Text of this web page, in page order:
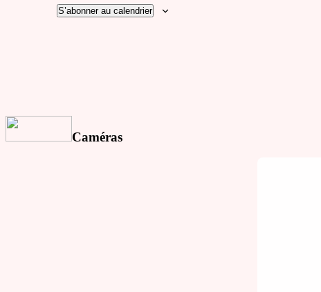
S’abonner au calendrier
Caméras